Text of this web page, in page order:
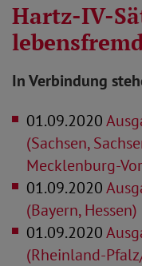
Hartz-IV-
In Verbindung
01.09.2020
(Sachsen,
Mecklenburg-
01.09.2020
(Bayern, Hessen)
01.09.2020
(Rheinland-